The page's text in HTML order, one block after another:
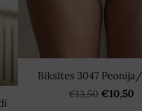
Biksītes 3047
€13,50 €10,50